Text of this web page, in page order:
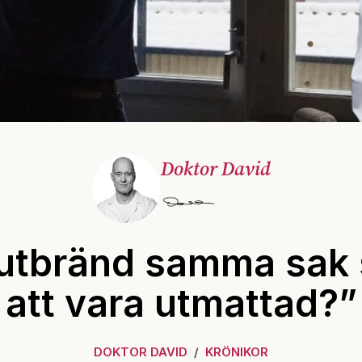
Doktor David
samma sak
att vara utmattad?”
DOKTOR DAVID KRÖNIKOR